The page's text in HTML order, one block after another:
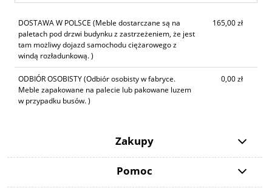
DOSTAWA W POLSCE (Meble dostarczane są na
paletach pod drzwi budynku z zastrzeżeniem, że jest
tam możliwy dojazd samochodu ciężarowego z
windą rozładunkową. )
165,00 zł
ODBIÓR OSOBISTY(Odbiór osobisty w fabryce.
Meble zapakowane na palecie lub pakowane luzem
w przypadku busów. )
0,00 zł
Zakupy
Pomoc